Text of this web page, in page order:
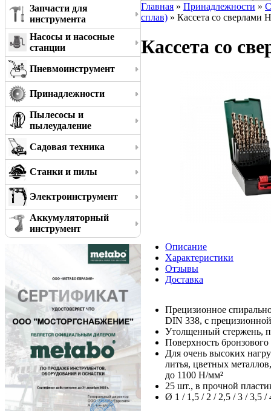
Запчасти для
инструмента
Насосы и насосные
станции
Пневмоинструмент
Принадлежности
Пылесосы и
пылеудаление
Садовая техника
Станки и пилы
Электроинструмент
Аккумуляторный
инструмент
Главная » Принадлежности »
сплав) » Кассета со сверлами
Кассета со
Описание
Характеристики
Отзывы
Доставка
Прецизионное
DIN 338, с
Утолщенный стержень,
Поверхность бронзового
Для очень высоких
литья, цветных
до 1100 Н/мм²
25 шт., в прочной
Ø 1 / 1,5 / 2 / 2,5 / 3 / 3,5 /